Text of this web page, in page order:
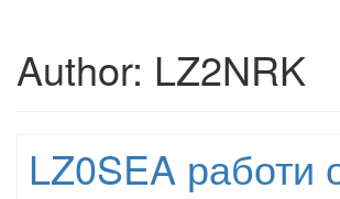
Author: LZ2NRK
LZ0SEA работи